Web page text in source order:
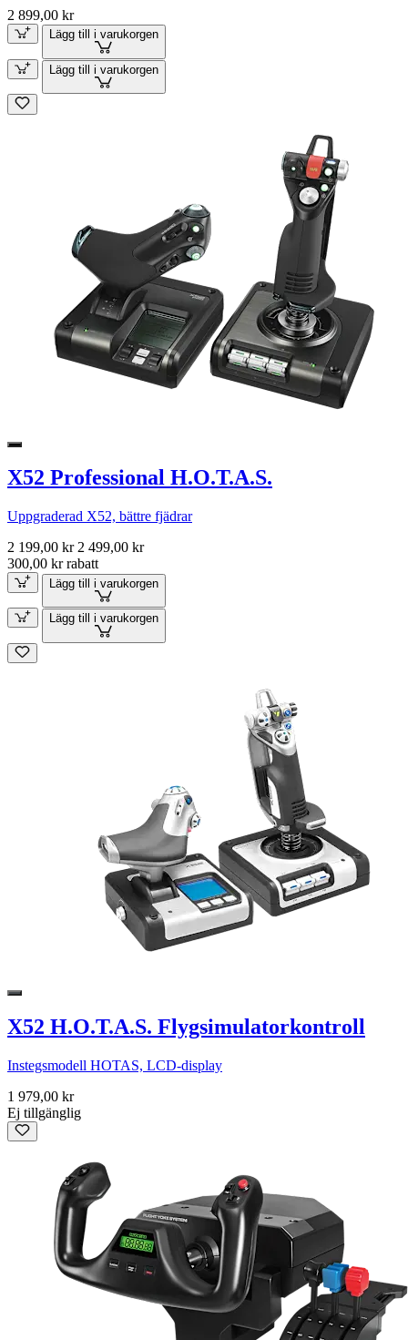
2 899,00 kr
Lägg till i varukorgen
Lägg till i varukorgen
X52 Professional H.O.T.A.S.
Uppgraderad X52, bättre fjädrar
2 199,00 kr 2 499,00 kr
300,00 kr rabatt
Lägg till i varukorgen
Lägg till i varukorgen
X52 H.O.T.A.S. Flygsimulatorkontroll
Instegsmodell HOTAS, LCD-display
1 979,00 kr
Ej tillgänglig